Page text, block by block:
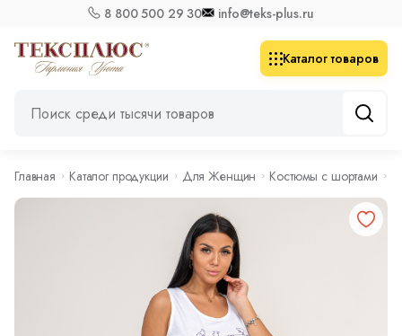
8 800 500 29 30 info@teks-plus.ru
Каталог товаров
Главная Каталог продукции Для Женщин Костюмы с шортами